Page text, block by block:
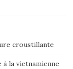
croustillante
la vietnamienne